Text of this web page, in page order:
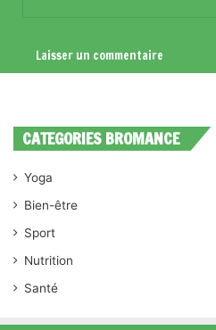
CATEGORIES BROMANCE
Yoga
Bien-être
Sport
Nutrition
Santé